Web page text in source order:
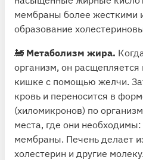
мембраны более жесткими
образование
🚂 Метаболизм жира.
организм, он
кишке с помощью желчи.
кровь и переносится в
(хиломикронов) по
места, где они
мембраны. Печень делает
холестерин и другие